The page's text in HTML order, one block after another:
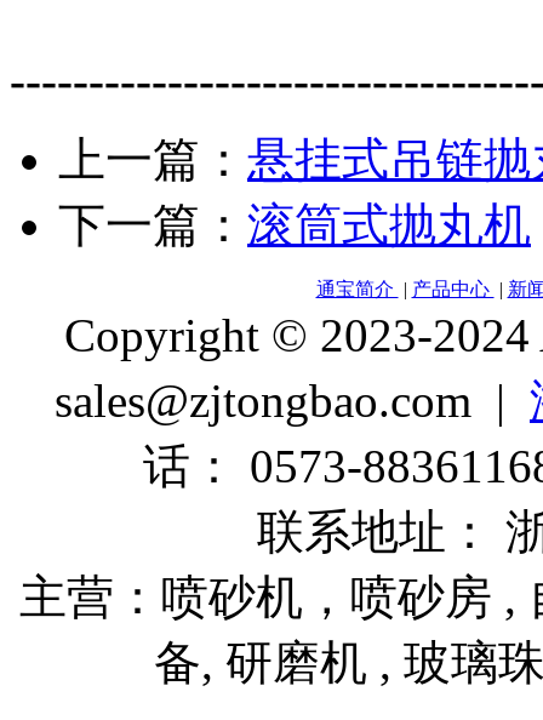
上一篇： 悬挂式吊链
下一篇： 滚筒式抛丸机
通宝简介 | 产品中心 | 新
Copyright © 2023-
sales@zjtongbao.com |
话： 0573-
联系地址：
主营：喷砂机，喷砂房 ,
备, 研磨机 , 玻璃